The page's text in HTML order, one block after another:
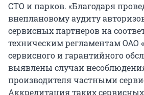
СТО и парков. «Благодаря
внеплановому аудиту
сервисных партнеров на
техническим регламентам ОАО
сервисного и гарантийного
выявлены случаи
производителя частными
Аккредитация таких